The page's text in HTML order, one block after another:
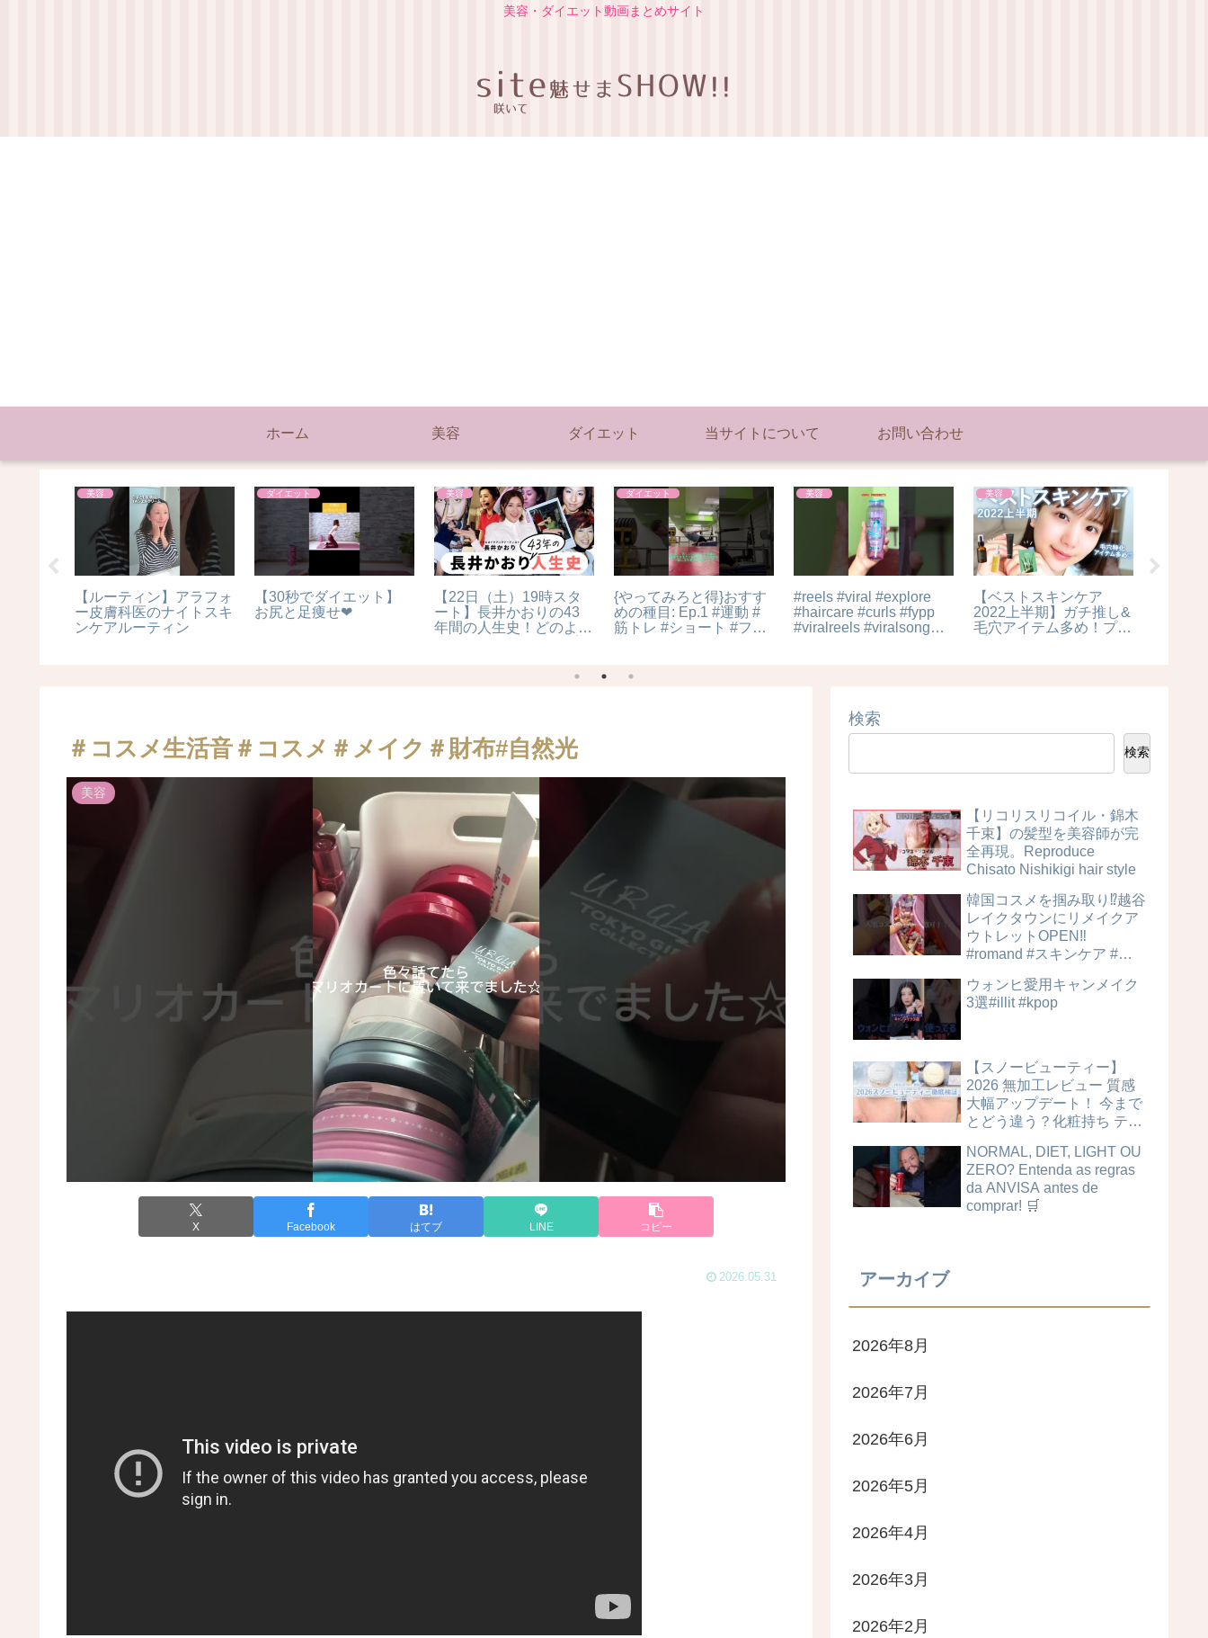
美容・ダイエット動画まとめサイト
ホーム 美容 ダイエット 当サイトについて お問い合わせ
美容
【ルーティン】アラフォ
ー皮膚科医のナイトスキ
ンケアルーティン
ダイエット
【30秒でダイエット】
お尻と足痩せ❤︎
美容
【22日（土）19時スタ
ート】長井かおりの43
年間の人生史！どのよう
か？引っ込み思案な幼少
ダイエット
{やってみろと得}おすす
めの種目: Ep.1 #運動 #
筋トレ #ショート #フィ
美容
#reels #viral #explore
#haircare #curls #fypp
#viralreels #viralsong
美容
【ベストスキンケア
2022上半期】ガチ推し&
毛穴アイテム多め！プチ
＃コスメ生活音＃コスメ＃メイク＃財布#自然光
美容
X Facebook はてブ LINE コピー
2026.05.31
検索
検索
【リコリスリコイル・錦木
千束】の髪型を美容師が完
全再現。Reproduce
Chisato Nishikigi hair style
韓国コスメを掴み取り⁉︎越谷
レイクタウンにリメイクア
ウトレットOPEN‼️
#romand #スキンケア #美
ウォンヒ愛用キャンメイク
3選#illit #kpop
【スノービューティー】
2026 無加工レビュー 質感
大幅アップデート！ 今まで
とどう違う？化粧持ち テカ
過検証！ ブライトニングス
キンケアパウダー 4MSK 美
白ケア
NORMAL, DIET, LIGHT OU
ZERO? Entenda as regras
da ANVISA antes de
comprar! 🛒
アーカイブ
2026年8月
2026年7月
2026年6月
2026年5月
2026年4月
2026年3月
2026年2月